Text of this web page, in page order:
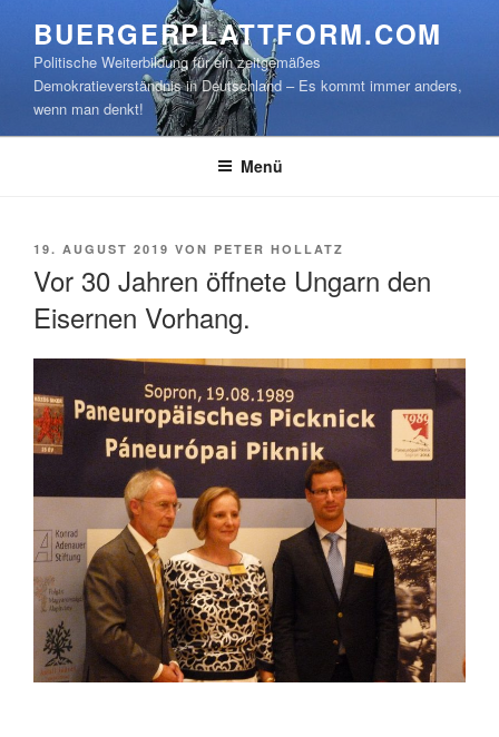
springen
BUERGERPLATTFORM.COM
Politische Weiterbildung für ein zeitgemäßes
Demokratieverständnis in Deutschland – Es kommt immer anders,
wenn man denkt!
Menü
VERÖFFENTLICHT
19. AUGUST 2019 VON PETER HOLLATZ
Vor 30 Jahren öffnete Ungarn den
Eisernen Vorhang.